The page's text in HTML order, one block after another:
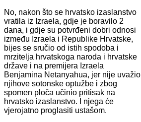
No, nakon što se hrvatsko izaslanstvo
vratila iz Izraela, gdje je boravilo 2
dana, i gdje su potvrđeni dobri odnosi
između Izraela i Republike Hrvatske,
bijes se sručio od istih spodoba i
mrzitelja hrvatskoga naroda i hrvatske
države i na premijera Izraela
Benjamina Netanyahua, jer nije uvažio
njihove sotonske optužbe i zbog
spomen ploča učinio pritisak na
hrvatsko izaslanstvo. I njega će
vjerojatno proglasiti ustašom.